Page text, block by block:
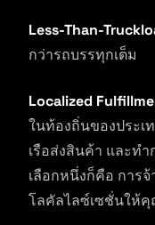
Less-Than-
กว่ารถบรรทุกเต็ม
Localized
ในท้องถิ่นของประเ
เรือส่งสินค้า และท
เลือกหนึ่งก็คือ การ
โลคัลไลซ์เซชั่นให้